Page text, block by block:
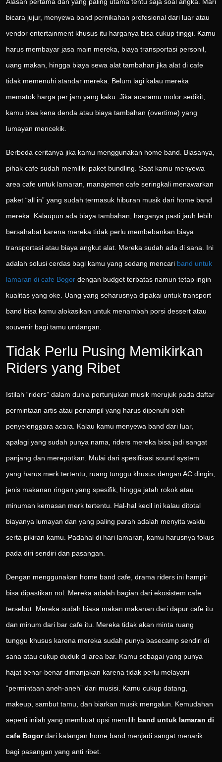
bicara jujur, menyewa band pernikahan profesional dari luar atau
vendor entertainment khusus itu harganya bisa cukup tinggi. Kamu
harus membayar jasa main mereka, biaya transportasi personil,
uang makan, hingga biaya sewa alat tambahan jika alat di cafe
tidak memenuhi standar mereka. Belum lagi kalau mereka
mematok harga per jam yang kaku. Jika acaramu molor sedikit,
kamu bisa kena denda atau biaya tambahan (overtime) yang
lumayan mencekik.
Berbeda ceritanya jika kamu menggunakan home band. Biasanya,
pihak cafe sudah memiliki paket bundling. Saat kamu menyewa
area cafe untuk lamaran, manajemen cafe seringkali menawarkan
paket “all in” yang sudah termasuk hiburan musik dari home band
mereka. Kalaupun ada biaya tambahan, harganya pasti jauh lebih
bersahabat karena mereka tidak perlu membebankan biaya
transportasi atau biaya angkut alat. Mereka sudah ada di sana. Ini
adalah solusi cerdas bagi kamu yang sedang mencari band untuk
lamaran di cafe Bogor dengan budget terbatas namun tetap ingin
kualitas yang oke. Uang yang seharusnya dipakai untuk transport
band bisa kamu alokasikan untuk menambah porsi dessert atau
souvenir bagi tamu undangan.
Tidak Perlu Pusing Memikirkan
Riders yang Ribet
Istilah “riders” dalam dunia pertunjukan musik merujuk pada daftar
permintaan artis atau penampil yang harus dipenuhi oleh
penyelenggara acara. Kalau kamu menyewa band dari luar,
apalagi yang sudah punya nama, riders mereka bisa jadi sangat
panjang dan merepotkan. Mulai dari spesifikasi sound system
yang harus merk tertentu, ruang tunggu khusus dengan AC dingin,
jenis makanan ringan yang spesifik, hingga jatah rokok atau
minuman kemasan merk tertentu. Hal-hal kecil ini kalau ditotal
biayanya lumayan dan yang paling parah adalah menyita waktu
serta pikiran kamu. Padahal di hari lamaran, kamu harusnya fokus
pada diri sendiri dan pasangan.
Dengan menggunakan home band cafe, drama riders ini hampir
bisa dipastikan nol. Mereka adalah bagian dari ekosistem cafe
tersebut. Mereka sudah biasa makan makanan dari dapur cafe itu
dan minum dari bar cafe itu. Mereka tidak akan minta ruang
tunggu khusus karena mereka sudah punya basecamp sendiri di
sana atau cukup duduk di area bar. Kamu sebagai yang punya
hajat benar-benar dimanjakan karena tidak perlu melayani
“permintaan aneh-aneh” dari musisi. Kamu cukup datang,
makeup, sambut tamu, dan biarkan musik mengalun. Kemudahan
seperti inilah yang membuat opsi memilih band untuk lamaran di
cafe Bogordari kalangan home band menjadi sangat menarik
bagi pasangan yang anti ribet.